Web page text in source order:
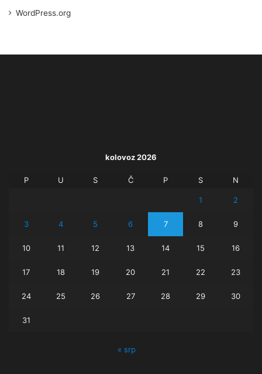
WordPress.org
kolovoz 2026
P U S Č P S N
1 2
3 4 5 6 7 8 9
10 11 12 13 14 15 16
17 18 19 20 21 22 23
24 25 26 27 28 29 30
31
« srp